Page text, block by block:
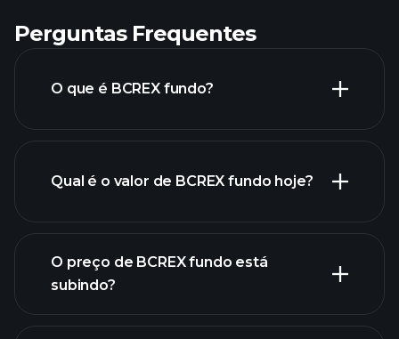
Perguntas Frequentes
O que é BCREX fundo?
Qual é o valor de BCREX fundo hoje?
gráfico
O preço de BCREX fundo está
subindo?